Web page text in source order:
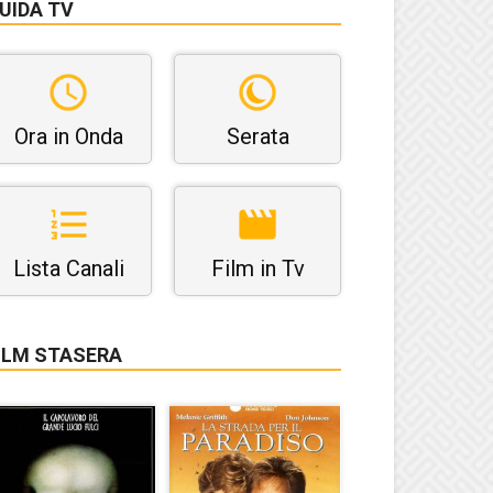
TV
Ora in Onda Serata
Lista Canali Film in Tv
STASERA